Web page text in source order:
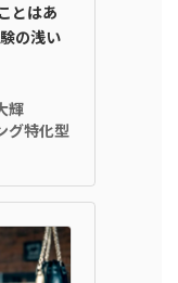
とはあ
の浅い
輝
グ特化型